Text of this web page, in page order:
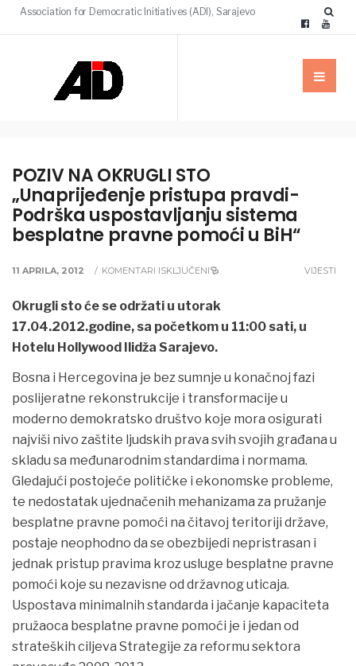
Association for Democratic Initiatives (ADI), Sarajevo
POZIV NA OKRUGLI STO
„Unaprijeđenje pristupa pravdi-
Podrška uspostavljanju sistema
besplatne pravne pomoći u BiH“
11 APRILA, 2012 / KOMENTARI ISKLJUČENI VIJESTI
Okrugli sto će se održati u utorak
17.04.2012.godine, sa početkom u 11:00 sati, u
Hotelu Hollywood Ilidža Sarajevo.
Bosna i Hercegovina je bez sumnje u konačnoj fazi
poslijeratne rekonstrukcije i transformacije u
moderno demokratsko društvo koje mora osigurati
najviši nivo zaštite ljudskih prava svih svojih građana u
skladu sa međunarodnim standardima i normama.
Gledajući postojeće političke i ekonomske probleme,
te nedostatak ujednačenih mehanizama za pružanje
besplatne pravne pomoći na čitavoj teritoriji države,
postaje neophodno da se obezbijedi nepristrasan i
jednak pristup pravima kroz usluge besplatne pravne
pomoći koje su nezavisne od državnog uticaja.
Uspostava minimalnih standarda i jačanje kapaciteta
pružaoca besplatne pravne pomoći je i jedan od
strateških ciljeva Strategije za reformu sektora